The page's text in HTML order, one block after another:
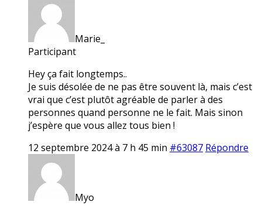
Marie_
Participant
Hey ça fait longtemps..
Je suis désolée de ne pas être souvent là, mais c’est
vrai que c’est plutôt agréable de parler à des
personnes quand personne ne le fait. Mais sinon
j’espère que vous allez tous bien !
12 septembre 2024 à 7 h 45 min #63087 Répondre
Myo